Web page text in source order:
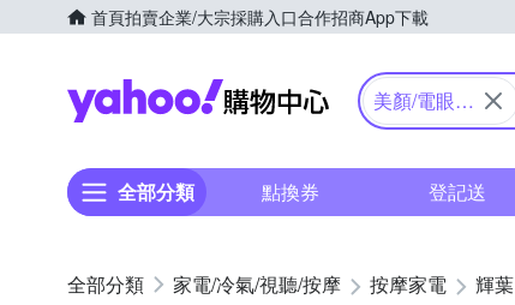
首頁拍賣企業/大宗採購入口合作招商App下載
Yahoo購物中心
美顏/電眼按
全部分類 點換券 登記送
家電/冷氣/視聽/按摩 按摩家電 輝葉